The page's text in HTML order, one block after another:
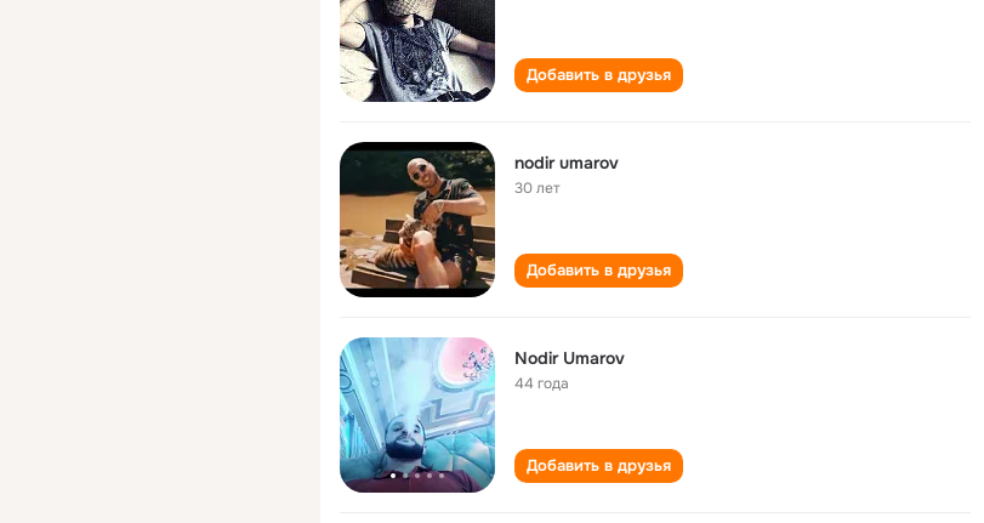
Добавить в друзья
nodir umarov
30 лет
Добавить в друзья
Nodir Umarov
44 года
Добавить в друзья